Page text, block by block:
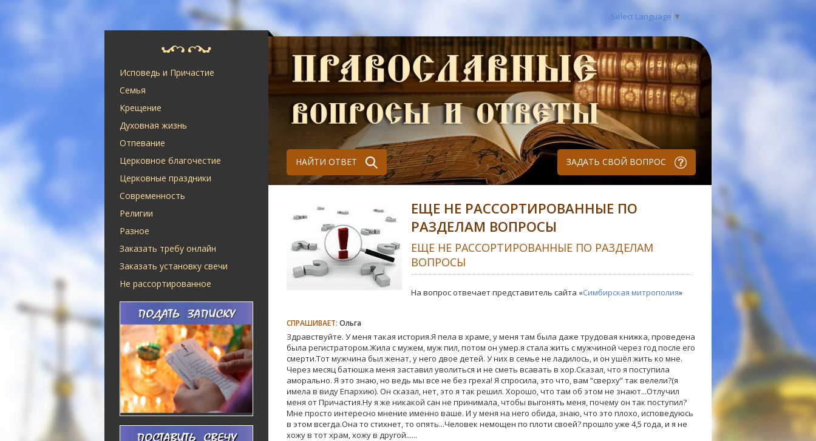
Select Language ▼
Исповедь и Причастие
Семья
Крещение
Духовная жизнь
Отпевание
Церковное благочестие
Церковные праздники
Современность
Религии
Разное
Заказать требу онлайн
Заказать установку свечи
Не рассортированное
НАЙТИ ОТВЕТ ЗАДАТЬ СВОЙ ВОПРОС
ЕЩЕ НЕ РАССОРТИРОВАННЫЕ ПО
РАЗДЕЛАМ ВОПРОСЫ
ЕЩЕ НЕ РАССОРТИРОВАННЫЕ ПО РАЗДЕЛАМ
ВОПРОСЫ
На вопрос отвечает представитель сайта «Симбирская митрополия»
СПРАШИВАЕТ: Ольга
Здравствуйте. У меня такая история.Я пела в храме, у меня там была даже трудовая книжка, проведена
была регистратором.Жила с мужем, муж пил, потом он умер.я стала жить с мужчиной через год после его
смерти.Тот мужчина был женат, у него двое детей. У них в семье не ладилось, и он ушёл жить ко мне.
Через месяц батюшка меня заставил уволиться и не сметь всавать в хор.Сказал, что я поступила
аморально. Я это знаю, но ведь мы все не без греха! Я спросила, это что, вам “сверху” так велели?(я
имела в виду Епархию). Он сказал, нет, это я так решил. Хорошо, что там об этом не знают...Отлучил
меня от Причастия.Ну я же никакой сан не принимала, чтобы выгонять меня, почему он так поступил?
Мне просто интересно мнение именно ваше. И у меня на него обида, знаю, что это плохо, исповедуюсь
в этом всегда.Она то стихнет, то опять...Человек немощен по плоти своей? прошло уже 4,5 года, и я не
хожу в тот храм, хожу в другой......